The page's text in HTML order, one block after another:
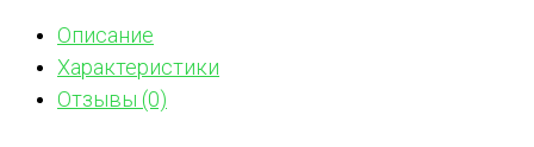
Описание
Характеристики
Отзывы (0)